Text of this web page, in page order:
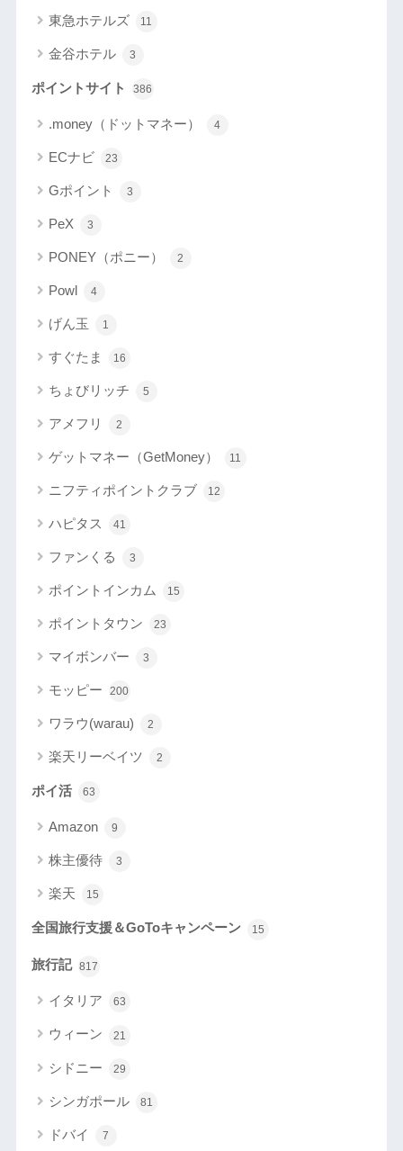
東急ホテルズ 11
金谷ホテル 3
ポイントサイト 386
.money（ドットマネー） 4
ECナビ 23
Gポイント 3
PeX 3
PONEY（ポニー） 2
Powl 4
げん玉 1
すぐたま 16
ちょびリッチ 5
アメフリ 2
ゲットマネー（GetMoney） 11
ニフティポイントクラブ 12
ハピタス 41
ファンくる 3
ポイントインカム 15
ポイントタウン 23
マイボンバー 3
モッピー 200
ワラウ(warau) 2
楽天リーベイツ 2
ポイ活 63
Amazon 9
株主優待 3
楽天 15
全国旅行支援＆GoToキャンペーン 15
旅行記 817
イタリア 63
ウィーン 21
シドニー 29
シンガポール 81
ドバイ 7